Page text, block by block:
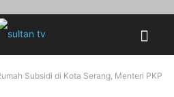
Subsidi di Kota Serang, Menteri PKP